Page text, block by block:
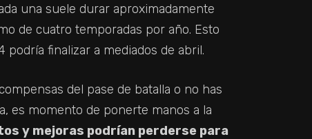
una suele durar aproximadamente
de cuatro temporadas por año. Esto
podría finalizar a mediados de abril.
del pase de batalla o no has
es momento de ponerte manos a la
y mejoras podrían perderse para